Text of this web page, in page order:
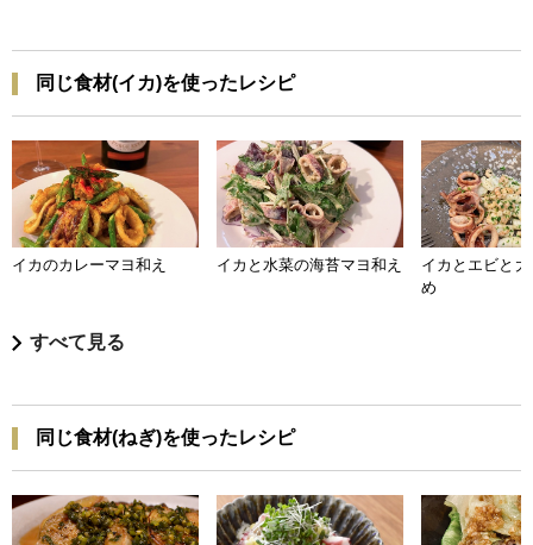
同じ食材(イカ)を使ったレシピ
イカのカレーマヨ和え イカと水菜の海苔マヨ和え
イカとエビと
め
すべて見る
同じ食材(ねぎ)を使ったレシピ